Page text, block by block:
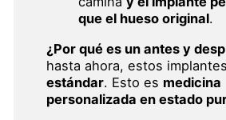
que el hueso original.
¿Por qué es un antes y
hasta ahora, estos implantes
estándar. Esto es medicina
personalizada en estado